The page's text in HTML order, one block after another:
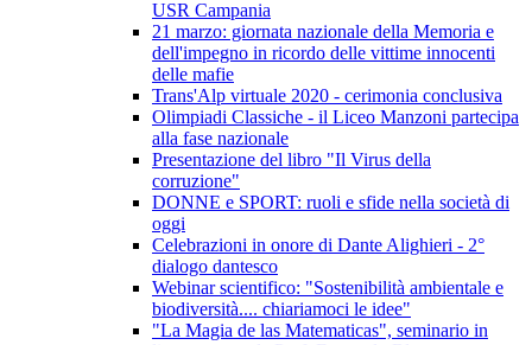
USR Campania
21 marzo: giornata nazionale della Memoria e
dell'impegno in ricordo delle vittime innocenti
delle mafie
Trans'Alp virtuale 2020 - cerimonia conclusiva
Olimpiadi Classiche - il Liceo Manzoni partecipa
alla fase nazionale
Presentazione del libro "Il Virus della
corruzione"
DONNE e SPORT: ruoli e sfide nella società di
oggi
Celebrazioni in onore di Dante Alighieri - 2°
dialogo dantesco
Webinar scientifico: "Sostenibilità ambientale e
biodiversità.... chiariamoci le idee"
"La Magia de las Matematicas", seminario in